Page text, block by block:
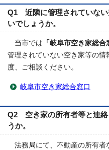
Q1 近隣に管理されていない
いでしょうか。
当市では 「岐阜市空き家総合
管理されていない空き家等の
度、ご相談ください。
岐阜市空き家総合窓口
Q2 空き家の所有者等と連絡
うか。
法務局にて、不動産の所有者